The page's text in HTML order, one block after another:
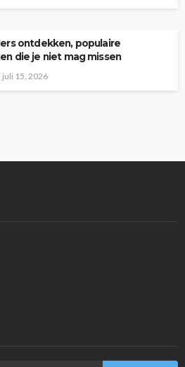
ontdekken, populaire
die je niet mag missen
juli 15, 2026